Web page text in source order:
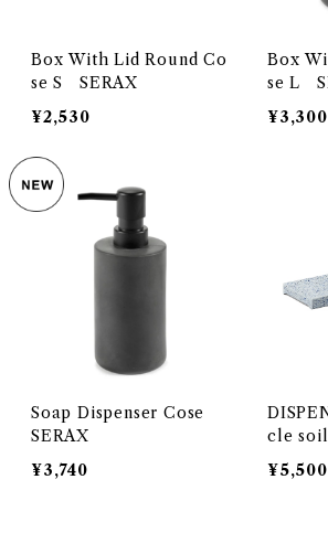
Box With Lid Round Co
se S SERAX
¥2,530
Box
se L
¥3,300
Soap Dispenser Cose
SERAX
¥3,740
cle soil
¥5,500